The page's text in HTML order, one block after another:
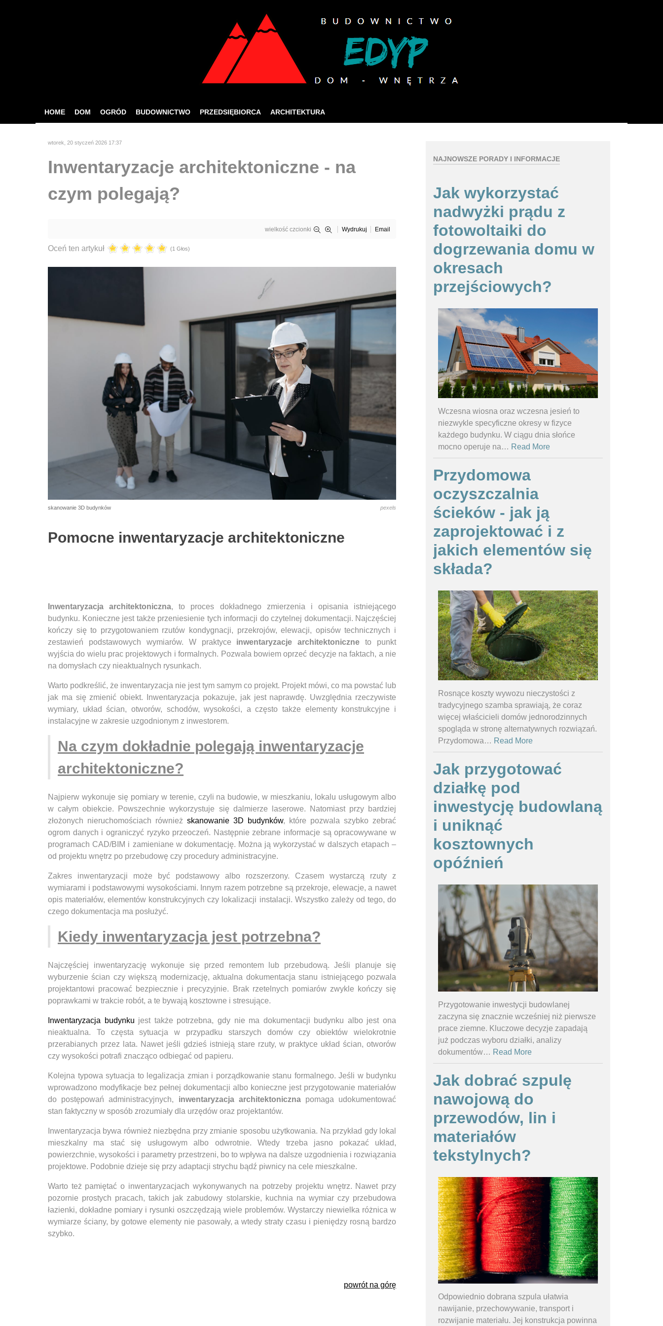
HOME DOM OGRÓD BUDOWNICTWO PRZEDSIĘBIORCA ARCHITEKTURA
wtorek, 20 styczeń 2026 17:37
Inwentaryzacje architektoniczne - na
czym polegają?
wielkość czcionki Wydrukuj Email
Oceń ten artykuł (1 Głos)
skanowanie 3D budynków pexels
Pomocne inwentaryzacje architektoniczne
Inwentaryzacja architektoniczna, to proces dokładnego zmierzenia i opisania istniejącego
budynku. Konieczne jest także przeniesienie tych informacji do czytelnej dokumentacji. Najczęściej
kończy się to przygotowaniem rzutów kondygnacji, przekrojów, elewacji, opisów technicznych i
zestawień podstawowych wymiarów. W praktyce inwentaryzacje architektoniczne to punkt
wyjścia do wielu prac projektowych i formalnych. Pozwala bowiem oprzeć decyzje na faktach, a nie
na domysłach czy nieaktualnych rysunkach.
Warto podkreślić, że inwentaryzacja nie jest tym samym co projekt. Projekt mówi, co ma powstać lub
jak ma się zmienić obiekt. Inwentaryzacja pokazuje, jak jest naprawdę. Uwzględnia rzeczywiste
wymiary, układ ścian, otworów, schodów, wysokości, a często także elementy konstrukcyjne i
instalacyjne w zakresie uzgodnionym z inwestorem.
Na czym dokładnie polegają inwentaryzacje
architektoniczne?
Najpierw wykonuje się pomiary w terenie, czyli na budowie, w mieszkaniu, lokalu usługowym albo
w całym obiekcie. Powszechnie wykorzystuje się dalmierze laserowe. Natomiast przy bardziej
złożonych nieruchomościach również skanowanie 3D budynków, które pozwala szybko zebrać
ogrom danych i ograniczyć ryzyko przeoczeń. Następnie zebrane informacje są opracowywane w
programach CAD/BIM i zamieniane w dokumentację. Można ją wykorzystać w dalszych etapach –
od projektu wnętrz po przebudowę czy procedury administracyjne.
Zakres inwentaryzacji może być podstawowy albo rozszerzony. Czasem wystarczą rzuty z
wymiarami i podstawowymi wysokościami. Innym razem potrzebne są przekroje, elewacje, a nawet
opis materiałów, elementów konstrukcyjnych czy lokalizacji instalacji. Wszystko zależy od tego, do
czego dokumentacja ma posłużyć.
Kiedy inwentaryzacja jest potrzebna?
Najczęściej inwentaryzację wykonuje się przed remontem lub przebudową. Jeśli planuje się
wyburzenie ścian czy większą modernizację, aktualna dokumentacja stanu istniejącego pozwala
projektantowi pracować bezpiecznie i precyzyjnie. Brak rzetelnych pomiarów zwykle kończy się
poprawkami w trakcie robót, a te bywają kosztowne i stresujące.
Inwentaryzacja budynku jest także potrzebna, gdy nie ma dokumentacji budynku albo jest ona
nieaktualna. To częsta sytuacja w przypadku starszych domów czy obiektów wielokrotnie
przerabianych przez lata. Nawet jeśli gdzieś istnieją stare rzuty, w praktyce układ ścian, otworów
czy wysokości potrafi znacząco odbiegać od papieru.
Kolejna typowa sytuacja to legalizacja zmian i porządkowanie stanu formalnego. Jeśli w budynku
wprowadzono modyfikacje bez pełnej dokumentacji albo konieczne jest przygotowanie materiałów
do postępowań administracyjnych, inwentaryzacja architektonicznapomaga udokumentować
stan faktyczny w sposób zrozumiały dla urzędów oraz projektantów.
Inwentaryzacja bywa również niezbędna przy zmianie sposobu użytkowania. Na przykład gdy lokal
mieszkalny ma stać się usługowym albo odwrotnie. Wtedy trzeba jasno pokazać układ,
powierzchnie, wysokości i parametry przestrzeni, bo to wpływa na dalsze uzgodnienia i rozwiązania
projektowe. Podobnie dzieje się przy adaptacji strychu bądź piwnicy na cele mieszkalne.
Warto też pamiętać o inwentaryzacjach wykonywanych na potrzeby projektu wnętrz. Nawet przy
pozornie prostych pracach, takich jak zabudowy stolarskie, kuchnia na wymiar czy przebudowa
łazienki, dokładne pomiary i rysunki oszczędzają wiele problemów. Wystarczy niewielka różnica w
wymiarze ściany, by gotowe elementy nie pasowały, a wtedy straty czasu i pieniędzy rosną bardzo
szybko.
powrót na górę
NAJNOWSZE PORADY I INFORMACJE
Jak wykorzystać
nadwyżki prądu z
fotowoltaiki do
dogrzewania domu w
okresach
przejściowych?
Wczesna wiosna oraz wczesna jesień to
niezwykle specyficzne okresy w fizyce
każdego budynku. W ciągu dnia słońce
mocno operuje na… Read More
Przydomowa
oczyszczalnia
ścieków - jak ją
zaprojektować i z
jakich elementów się
składa?
Rosnące koszty wywozu nieczystości z
tradycyjnego szamba sprawiają, że coraz
więcej właścicieli domów jednorodzinnych
spogląda w stronę alternatywnych rozwiązań.
Przydomowa… Read More
Jak przygotować
działkę pod
inwestycję budowlaną
i uniknąć
kosztownych
opóźnień
Przygotowanie inwestycji budowlanej
zaczyna się znacznie wcześniej niż pierwsze
prace ziemne. Kluczowe decyzje zapadają
już podczas wyboru działki, analizy
dokumentów… Read More
Jak dobrać szpulę
nawojową do
przewodów, lin i
materiałów
tekstylnych?
Odpowiednio dobrana szpula ułatwia
nawijanie, przechowywanie, transport i
rozwijanie materiału. Jej konstrukcja powinna
Jeśli korzystasz z naszej strony internetowej, wyrażasz zgodę na używanie naszych plików cookies.
Rozumiem